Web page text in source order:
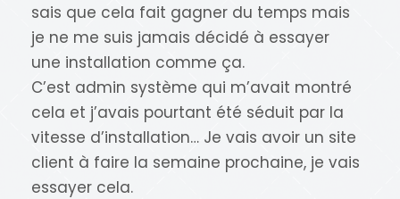
sais que cela fait gagner du temps mais
je ne me suis jamais décidé à essayer
une installation comme ça.
C’est admin système qui m’avait montré
cela et j’avais pourtant été séduit par la
vitesse d’installation… Je vais avoir un site
client à faire la semaine prochaine, je vais
essayer cela.